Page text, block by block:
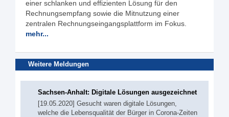
einer schlanken und effizienten Lösung für den
Rechnungsempfang sowie die Mitnutzung einer
zentralen Rechnungseingangsplattform im Fokus.
mehr...
Weitere Meldungen
Sachsen-Anhalt: Digitale Lösungen ausgezeichnet
[19.05.2020] Gesucht waren digitale Lösungen,
welche die Lebensqualität der Bürger in Corona-Zeiten